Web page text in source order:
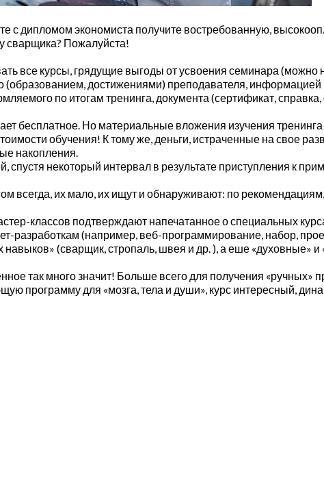
с дипломом экономиста получите востребованную,
сварщика? Пожалуйста!
все курсы, грядущие выгоды от усвоения семинара (можно
достижениями) преподавателя, информацией
по итогам тренинга, документа (сертификат,
бесплатное. Но материальные вложения изучения
обучения! К тому же, деньги, истраченные на свое
накопления.
некоторый интервал в результате приступления к
всегда, их мало, их ищут и обнаруживают: по
классов подтверждают напечатанное о специальных
разработкам (например, веб-программирование, набор,
(сварщик, стропаль, швея и др. ), а еше «духовные»
так много значит! Больше всего для получения
программу для «мозга, тела и души», курс интересный,